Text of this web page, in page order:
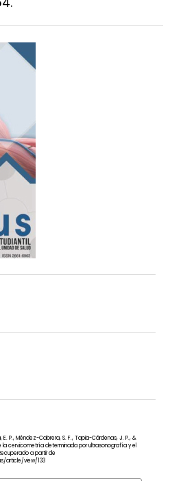
P., Méndez-Cabrera, S. F., Tapia-Cárdenas, J. P., &
la cervicometría determinada por ultrasonografía y el
a partir de
article/view/133